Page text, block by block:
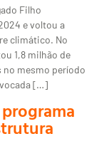
Filho
e voltou a
climático. No
1,8 milhão de
no mesmo período
[…]